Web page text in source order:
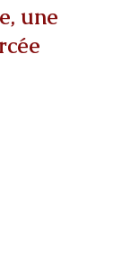
une